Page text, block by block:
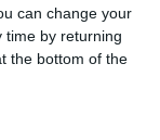
can change your
time by returning
the bottom of the
data de 15 mai